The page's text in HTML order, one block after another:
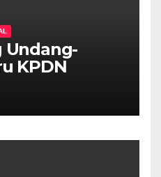
Undang-
KPDN
RON95